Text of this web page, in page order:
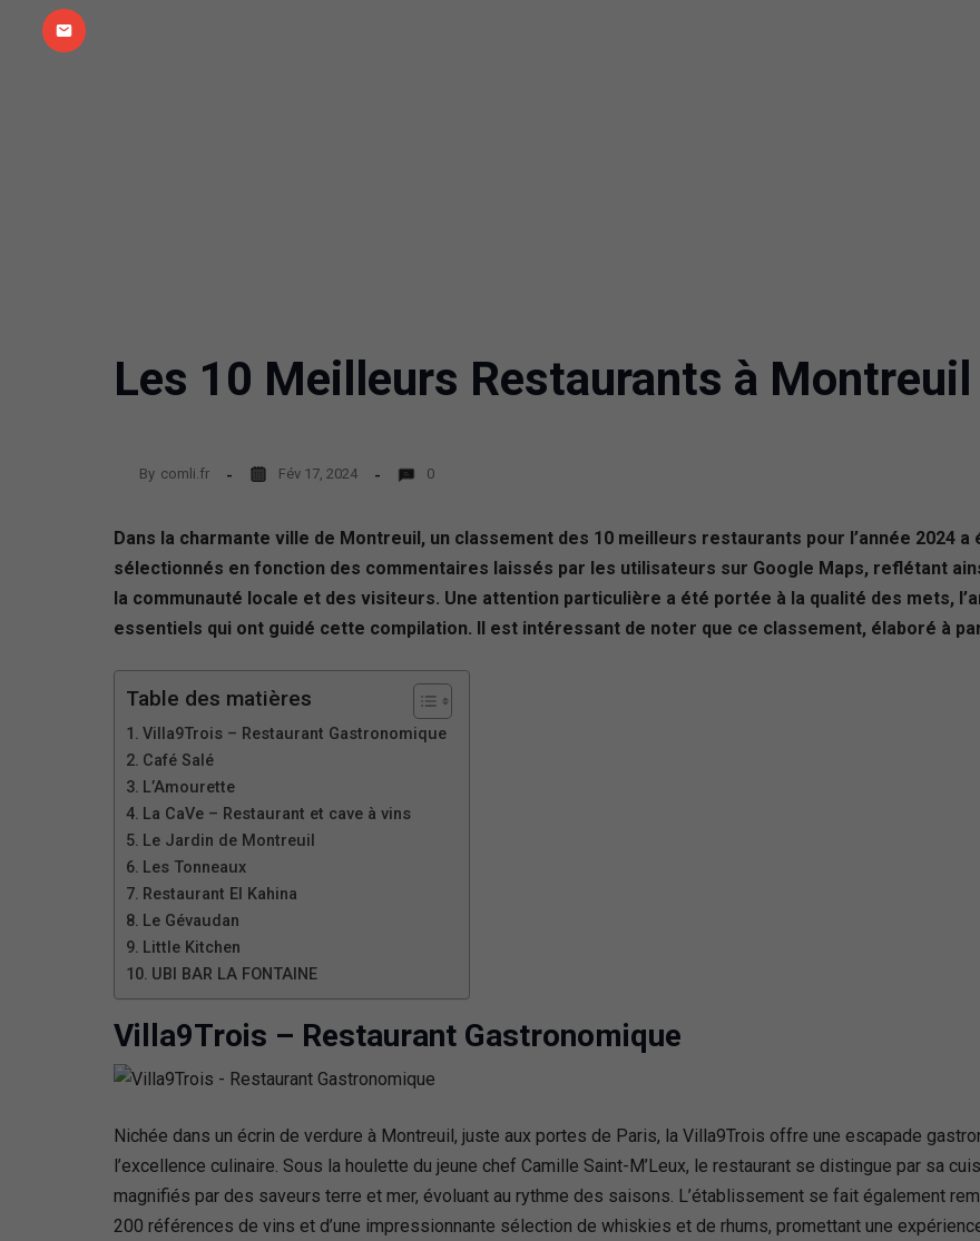
Les 10 Meilleurs Restaurants à Montreuil
By comli.fr Fév 17, 2024 0
Dans la charmante ville de Montreuil, un classement des 10 meilleurs restaurants pour l’année 2024
sélectionnés en fonction des commentaires laissés par les utilisateurs sur Google Maps, reflétant
la communauté locale et des visiteurs. Une attention particulière a été portée à la qualité des mets,
essentiels qui ont guidé cette compilation. Il est intéressant de noter que ce classement, élaboré à
Table des matières
Villa9Trois – Restaurant Gastronomique
Café Salé
L’Amourette
La CaVe – Restaurant et cave à vins
Le Jardin de Montreuil
Les Tonneaux
Restaurant El Kahina
Le Gévaudan
Little Kitchen
UBI BAR LA FONTAINE
Villa9Trois – Restaurant Gastronomique
Nichée dans un écrin de verdure à Montreuil, juste aux portes de Paris, la Villa9Trois offre une escapade
l’excellence culinaire. Sous la houlette du jeune chef Camille Saint-M’Leux, le restaurant se distingue par sa
magnifiés par des saveurs terre et mer, évoluant au rythme des saisons. L’établissement se fait également
200 références de vins et d’une impressionnante sélection de whiskies et de rhums, promettant une